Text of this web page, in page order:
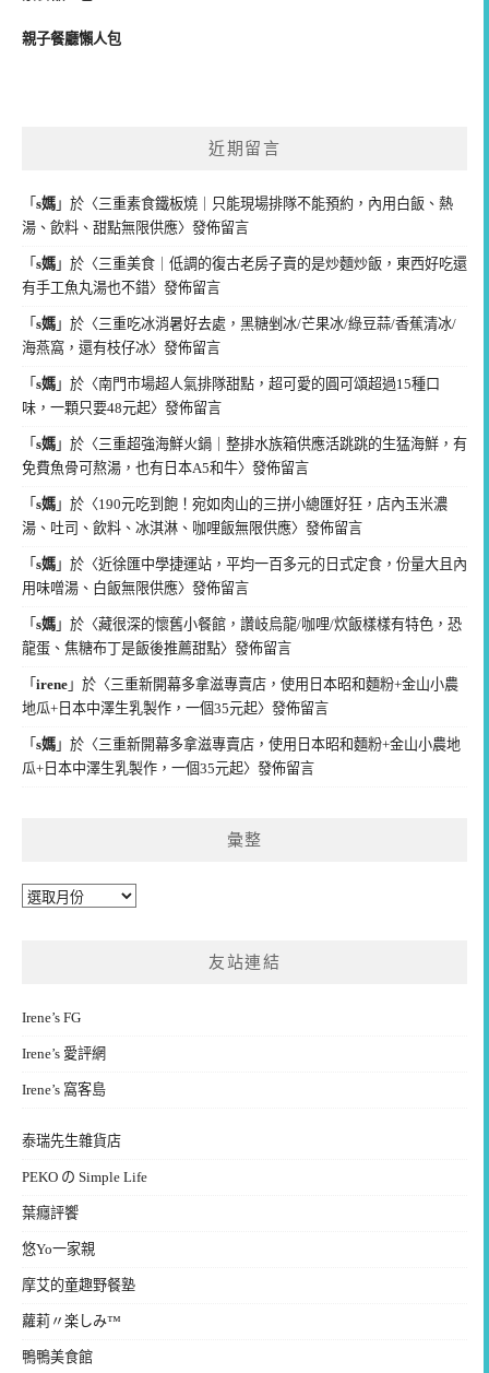
親子餐廳懶人包
近期留言
「 s媽 」於〈三重素食鐵板燒｜只能現場排隊不能預約，內用白飯、熱
湯、飲料、甜點無限供應〉發佈留言
「 s媽 」於〈三重美食｜低調的復古老房子賣的是炒麵炒飯，東西好吃還
有手工魚丸湯也不錯〉發佈留言
「 s媽 」於〈三重吃冰消暑好去處，黑糖剉冰/芒果冰/綠豆蒜/香蕉清冰/
海燕窩，還有枝仔冰〉發佈留言
「 s媽 」於〈南門市場超人氣排隊甜點，超可愛的圓可頌超過15種口
味，一顆只要48元起〉發佈留言
「 s媽 」於〈三重超強海鮮火鍋｜整排水族箱供應活跳跳的生猛海鮮，有
免費魚骨可熬湯，也有日本A5和牛〉發佈留言
「 s媽 」於〈190元吃到飽！宛如肉山的三拼小總匯好狂，店內玉米濃
湯、吐司、飲料、冰淇淋、咖哩飯無限供應〉發佈留言
「 s媽 」於〈近徐匯中學捷運站，平均一百多元的日式定食，份量大且內
用味噌湯、白飯無限供應〉發佈留言
「 s媽 」於〈藏很深的懷舊小餐館，讚岐烏龍/咖哩/炊飯樣樣有特色，恐
龍蛋、焦糖布丁是飯後推薦甜點〉發佈留言
「 irene 」於〈三重新開幕多拿滋專賣店，使用日本昭和麵粉+金山小農
地瓜+日本中澤生乳製作，一個35元起〉發佈留言
「 s媽 」於〈三重新開幕多拿滋專賣店，使用日本昭和麵粉+金山小農地
瓜+日本中澤生乳製作，一個35元起〉發佈留言
彙整
彙
友站連結
Irene’s FG
Irene’s 愛評網
Irene’s 窩客島
泰瑞先生雜貨店
PEKO の Simple Life
葉癮評饗
悠Yo一家親
摩艾的童趣野餐塾
蘿莉〃楽しみ™
鴨鴨美食館